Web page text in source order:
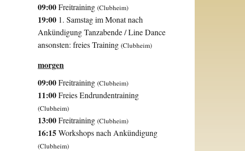
09:00Freitraining (Clubheim)
19:00 1. Samstag im Monat nach
Ankündigung Tanzabende / Line Dance
ansonsten: freies Training (Clubheim)
morgen
09:00Freitraining (Clubheim)
11:00Freies Endrundentraining
(Clubheim)
13:00Freitraining (Clubheim)
16:15Workshops nach Ankündigung
(Clubheim)